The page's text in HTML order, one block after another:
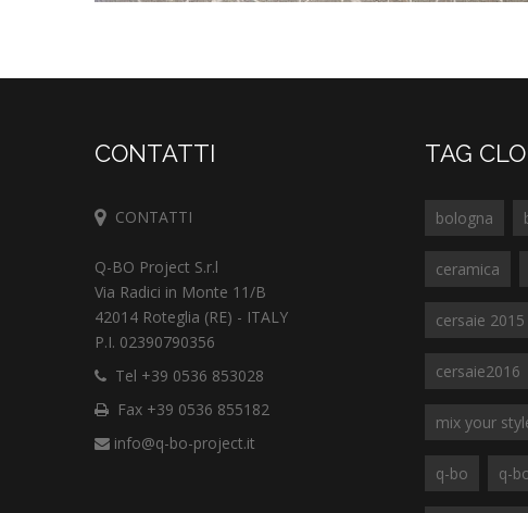
CONTATTI
CONTATTI
Q-BO Project S.r.l
Via Radici in Monte 11/B
42014 Roteglia (RE) - ITALY
P.I. 02390790356
Tel +39 0536 853028
Fax +39 0536 855182
info@q-bo-project.it
TAG
bologna
ceramica
cersaie 2015
cersaie2016
mix your
q-bo q-